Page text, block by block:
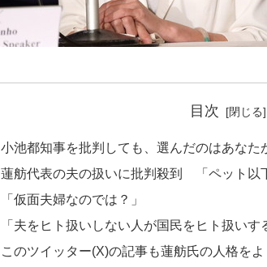
目次
小池都知事を批判しても、選んだのはあなた
蓮舫代表の夫の扱いに批判殺到 「ペット以
「仮面夫婦なのでは？」
「夫をヒト扱いしない人が国民をヒト扱いす
このツイッター(X)の記事も蓮舫氏の人格を